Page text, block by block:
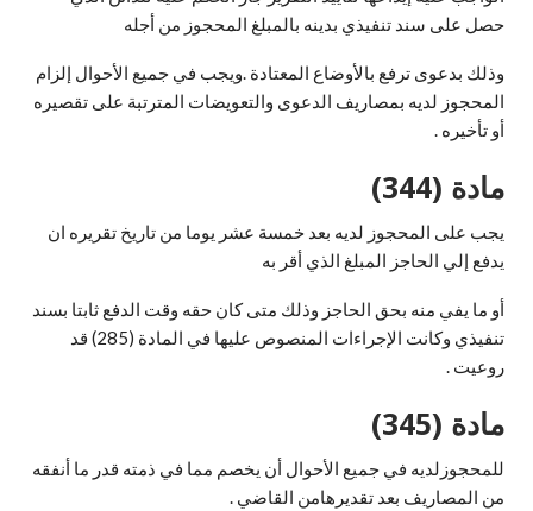
حصل على سند تنفيذي بدينه بالمبلغ المحجوز من أجله
وذلك بدعوى ترفع بالأوضاع المعتادة .ويجب في جميع الأحوال إلزام
المحجوز لديه بمصاريف الدعوى والتعويضات المترتبة على تقصيره
أو تأخيره .
مادة (344)
يجب على المحجوز لديه بعد خمسة عشر يوما من تاريخ تقريره ان
يدفع إلي الحاجز المبلغ الذي أقر به
أو ما يفي منه بحق الحاجز وذلك متى كان حقه وقت الدفع ثابتا بسند
تنفيذي وكانت الإجراءات المنصوص عليها في المادة (285) قد
روعيت .
مادة (345)
للمحجوزلديه في جميع الأحوال أن يخصم مما في ذمته قدر ما أنفقه
من المصاريف بعد تقديرهامن القاضي .